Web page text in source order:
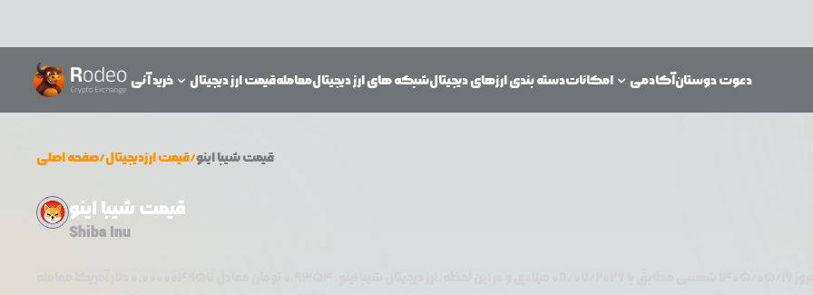
خرید آنی قیمت ارز دیجیتالمعاملهشبکه‌ های ارز دیجیتالدسته بندی ارزهای دیجیتالامکانات آکادمیدعوت دوستان
صفحه اصلی/قیمت ارزدیجیتال/ قیمتشیبا اینو
قیمت شیبا اینو
Shiba Inu